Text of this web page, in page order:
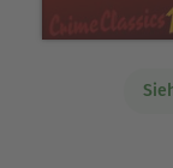
scheint das
Kennt sie